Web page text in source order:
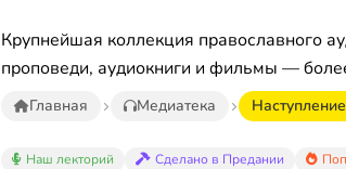
Крупнейшая коллекция православного
проповеди, аудиокниги и фильмы —
Главная Медиатека
Наш лекторий Сделано в Предании